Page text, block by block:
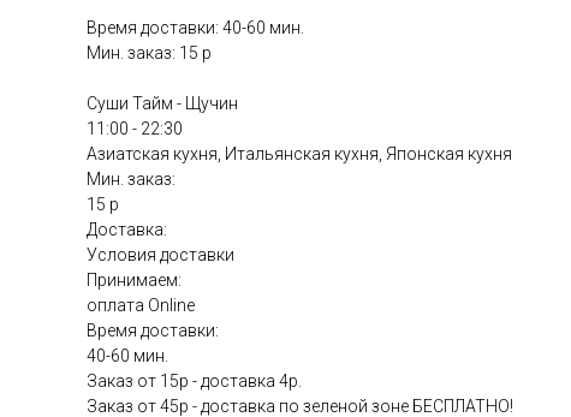
Время доставки: 40-60 мин.
Мин. заказ: 15 р
Суши Тайм - Щучин
11:00 - 22:30
Азиатская кухня, Итальянская кухня, Японская кухня
Мин. заказ:
15 р
Доставка:
Условия доставки
Принимаем:
оплата Online
Время доставки:
40-60 мин.
Заказ от 15р - доставка 4р.
Заказ от 45р - доставка по зеленой зоне БЕСПЛАТНО!